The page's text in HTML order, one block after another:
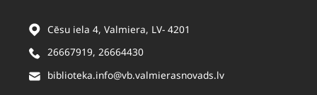
Cēsu iela 4, Valmiera, LV- 4201
26667919, 26664430
biblioteka.info@vb.valmierasnovads.lv